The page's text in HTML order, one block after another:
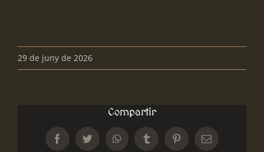
29 de juny de 2026
Compartir
FacebookTwitterWhatsAppTumblrPinterestEmail: